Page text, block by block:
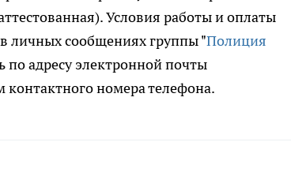
Условия работы и оплаты
личных сообщениях группы "Полиция
по адресу электронной почты
номера телефона.